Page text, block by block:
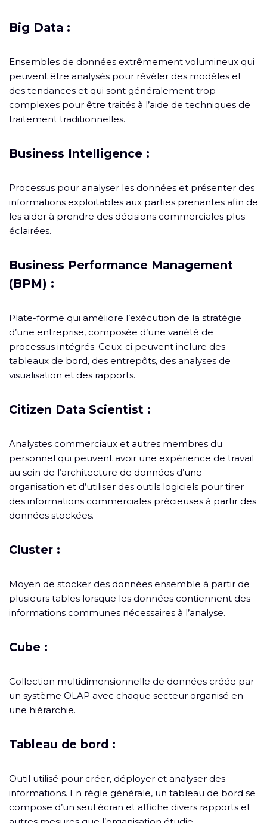
Big Data :
Ensembles de données extrêmement volumineux qui
peuvent être analysés pour révéler des modèles et
des tendances et qui sont généralement trop
complexes pour être traités à l’aide de techniques de
traitement traditionnelles.
Business Intelligence :
Processus pour analyser les données et présenter des
informations exploitables aux parties prenantes afin de
les aider à prendre des décisions commerciales plus
éclairées.
Business Performance Management
(BPM) :
Plate-forme qui améliore l’exécution de la stratégie
d’une entreprise, composée d’une variété de
processus intégrés. Ceux-ci peuvent inclure des
tableaux de bord, des entrepôts, des analyses de
visualisation et des rapports.
Citizen Data Scientist :
Analystes commerciaux et autres membres du
personnel qui peuvent avoir une expérience de travail
au sein de l’architecture de données d’une
organisation et d’utiliser des outils logiciels pour tirer
des informations commerciales précieuses à partir des
données stockées.
Cluster :
Moyen de stocker des données ensemble à partir de
plusieurs tables lorsque les données contiennent des
informations communes nécessaires à l’analyse.
Cube :
Collection multidimensionnelle de données créée par
un système OLAP avec chaque secteur organisé en
une hiérarchie.
Tableau de bord :
Outil utilisé pour créer, déployer et analyser des
informations. En règle générale, un tableau de bord se
compose d’un seul écran et affiche divers rapports et